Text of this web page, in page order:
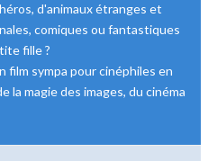
d'animaux étranges et
comiques ou fantastiques
fille ?
film sympa pour cinéphiles en
la magie des images, du cinéma